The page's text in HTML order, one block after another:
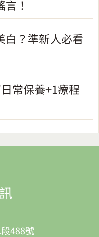
！
白？準新人必看
常保養+1療程
488號